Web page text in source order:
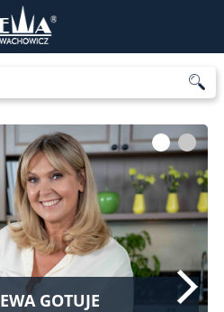
EWA GOTUJE
1 2